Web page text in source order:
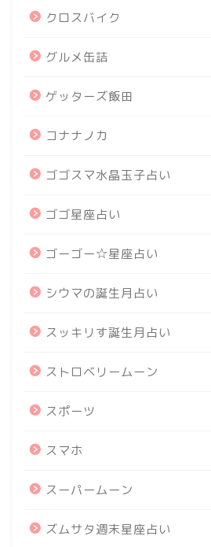
クロスバイク
グルメ缶詰
ゲッターズ飯田
コナナノカ
ゴゴスマ水晶玉子占い
ゴゴ星座占い
ゴーゴー☆星座占い
シウマの誕生月占い
スッキリす誕生月占い
ストロベリームーン
スポーツ
スマホ
スーパームーン
ズムサタ週末星座占い